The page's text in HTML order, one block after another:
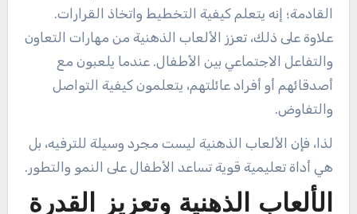
القادمة؛ إنه يتعلم كيفية التخطيط واتخاذ القرارات.
علاوة على ذلك، تعزز الألعاب الذهنية من مهارات التعاون
والتفاعل الاجتماعي بين الأطفال. عندما يلعبون مع
أصدقائهم أو أفراد عائلتهم، يتعلمون كيفية التواصل
والتفاوض.
لذا، فإن الألعاب الذهنية ليست مجرد وسيلة للترفيه، بل
هي أداة تعليمية قوية تساعد الأطفال على النمو والتطور.
الألعاب الذهنية وتعزيز القدرة